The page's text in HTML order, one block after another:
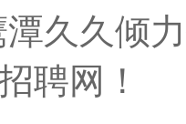
潭久久倾
聘网！